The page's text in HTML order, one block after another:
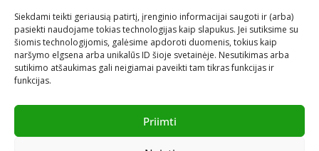
Siekdami teikti geriausią patirtį, įrenginio informacijai saugoti ir (arba)
pasiekti naudojame tokias technologijas kaip slapukus. Jei sutiksime su
šiomis technologijomis, galėsime apdoroti duomenis, tokius kaip
naršymo elgsena arba unikalūs ID šioje svetainėje. Nesutikimas arba
sutikimo atšaukimas gali neigiamai paveikti tam tikras funkcijas ir
funkcijas.
Priimti
Esame naujas Kaune, tačiau veržlus ir profesionalus
kolektyvas. Ne naujokai žiniasklaidoje. Į Kauną
žengiame tvirtai įsitikinę savo sėkme.